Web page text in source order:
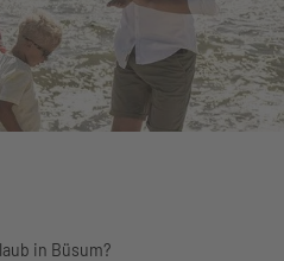
in Büsum?